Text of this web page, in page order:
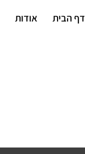
דף הבית אודות